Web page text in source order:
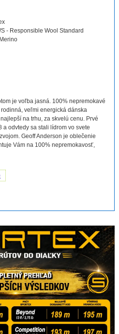
- Responsible Wool Standard
je voľba jasná. 100% nepremokavé
veľmi energická dánska
na trhu, za skvelú cenu. Prvé
a odvtedy sa stali lídrom vo svete
Geoff Anderson je oblečenie
Vám na 100% nepremokavosť,